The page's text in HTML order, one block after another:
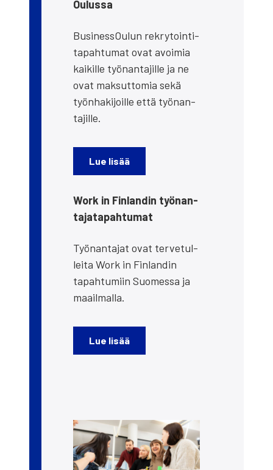
Oulus­sa
Business­Oulun rek­ry­toin­ti­
ta­pah­tu­mat ovat avoi­mia
kai­kil­le työ­nan­ta­jil­le ja ne
ovat mak­sut­to­mia sekä
työn­ha­ki­joil­le että työ­nan­
ta­jil­le.
Lue lisää
Work in Fin­lan­din työ­nan­
ta­ja­ta­pah­tu­mat
Työ­nan­ta­jat ovat ter­ve­tul­
lei­ta Work in Fin­lan­din
tapah­tu­miin Suo­mes­sa ja
maa­il­mal­la.
Lue lisää